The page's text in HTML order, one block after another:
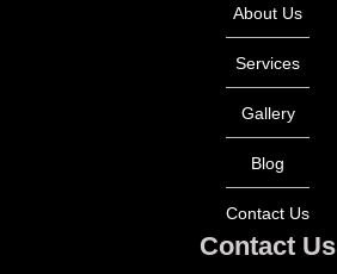
About Us
Services
Gallery
Blog
Contact Us
Contact Us